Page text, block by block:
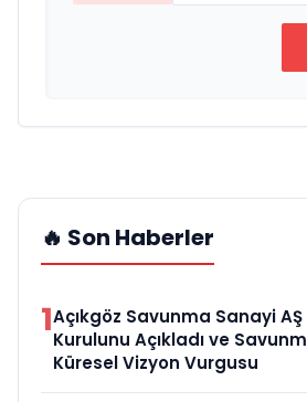
🔥 Son Haberler
1Açıkgöz Savunma Sanayi
Kurulunu Açıkladı ve
Küresel Vizyon Vurgusu